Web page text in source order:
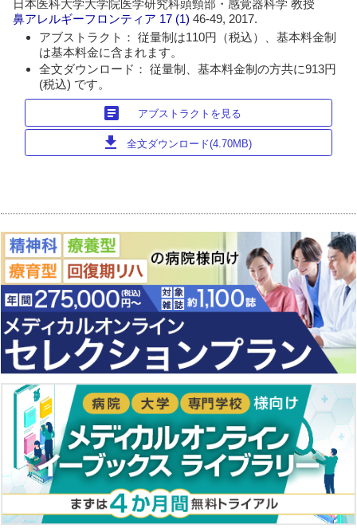
日本医科大学大学院医学研究科頭頸部・感覚器科学 教授
鼻アレルギーフロンティア 17 (1)46-49, 2017.
アブストラクト： 従量制は110円（税込）、基本料金制
は基本料金に含まれます。
全文ダウンロード： 従量制、基本料金制の方共に913円
(税込) です。
article アブストラクトを見る
download 全文ダウンロード(4.70MB)